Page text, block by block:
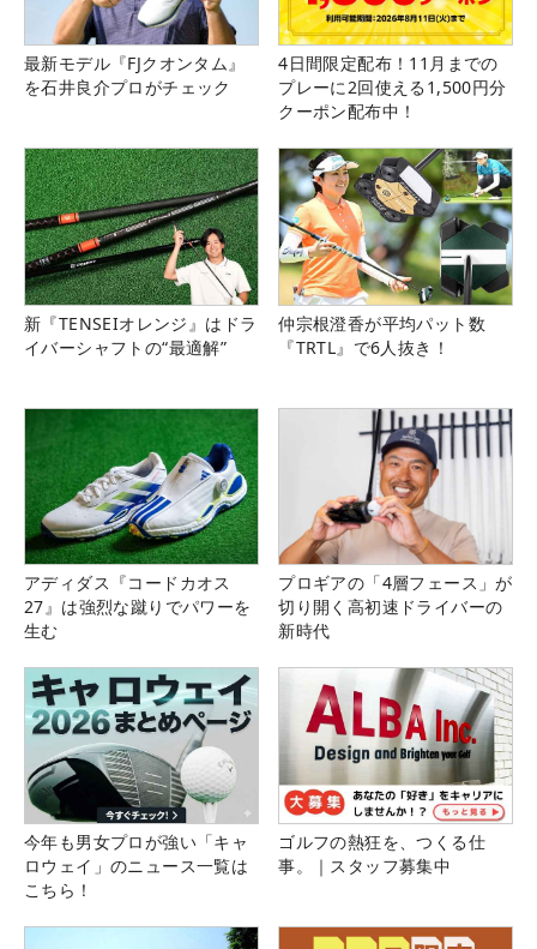
最新モデル『FJクオンタム』
を石井良介プロがチェック
4日間限定配布！11月までの
プレーに2回使える1,500円分
クーポン配布中！
新『TENSEIオレンジ』はドラ
イバーシャフトの“最適解”
仲宗根澄香が平均パット数
『TRTL』で6人抜き！
アディダス『コードカオス
27』は強烈な蹴りでパワーを
生む
プロギアの「4層フェース」が
切り開く高初速ドライバーの
新時代
今年も男女プロが強い「キャ
ロウェイ」のニュース一覧は
こちら！
ゴルフの熱狂を、つくる仕
事。｜スタッフ募集中